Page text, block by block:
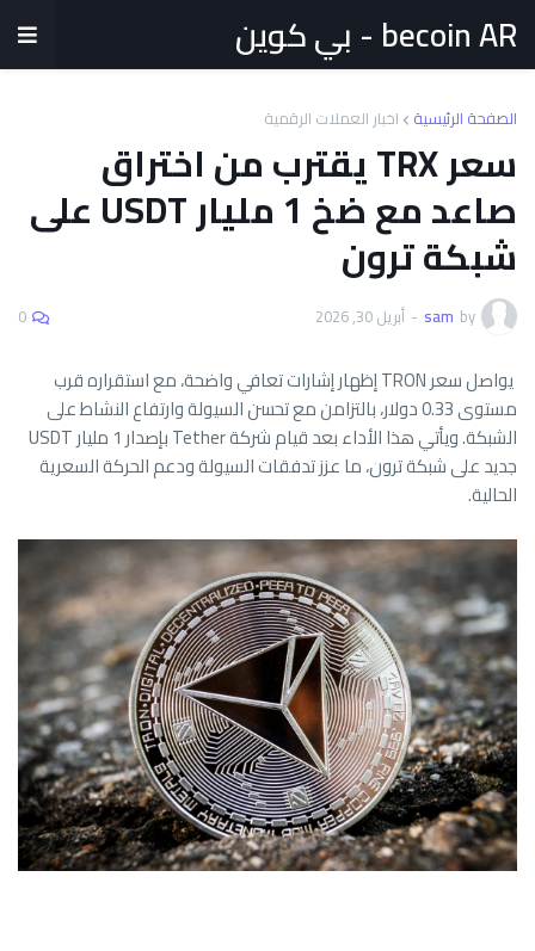
becoin AR - بي كوين
الصفحة الرئيسية اخبار العملات الرقمية
سعر TRX يقترب من اختراق
صاعد مع ضخ 1 مليار USDT على
شبكة ترون
by
sam
- أبريل 30, 2026 0
يواصل سعرTRONإظهار إشارات تعافي واضحة، مع استقراره قرب
مستوى 0.33 دولار، بالتزامن مع تحسن السيولة وارتفاع النشاط على
الشبكة. ويأتي هذا الأداء بعد قيام شركةTether
بإصدار 1 مليار USDT
جديد على شبكة ترون، ما عزز تدفقات السيولة ودعم الحركة السعرية
الحالية.